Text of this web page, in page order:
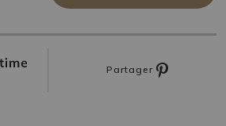
Partager